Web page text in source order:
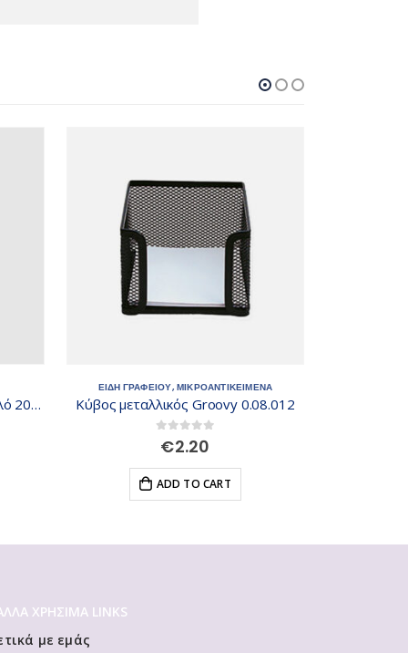
Pelikan Blanco Διορθωτικό Διπλό 20Ml 335778
ΕΙΔΗ ΓΡΑΦΕΙΟΥ, ΜΙΚΡΟΑΝΤΙΚΕΙΜΕΝΑ
Κύβος μεταλλικός Groovy 0.08.012
out of 5
€2.20
ADD TO CART
ΧΡΗΣΙΜΑ LINKS
με εμάς